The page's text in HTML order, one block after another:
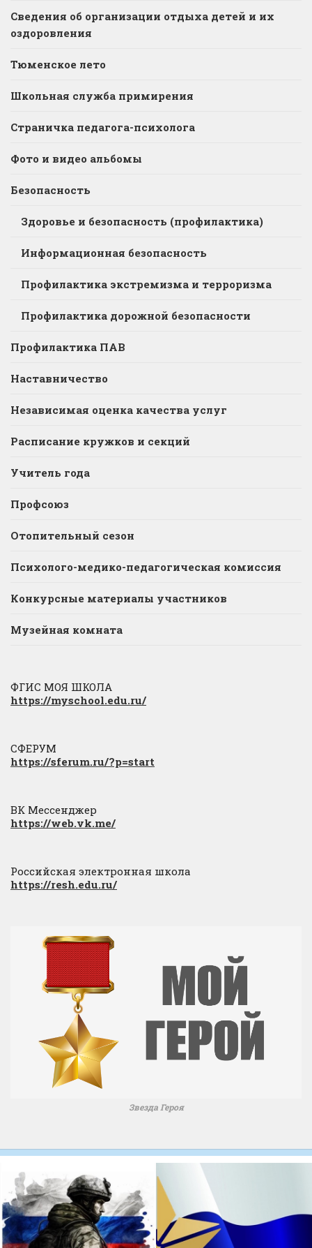
Сведения об организации отдыха детей и их
оздоровления
Тюменское лето
Школьная служба примирения
Страничка педагога-психолога
Фото и видео альбомы
Безопасность
Здоровье и безопасность (профилактика)
Информационная безопасность
Профилактика экстремизма и терроризма
Профилактика дорожной безопасности
Профилактика ПАВ
Наставничество
Независимая оценка качества услуг
Расписание кружков и секций
Учитель года
Профсоюз
Отопительный сезон
Психолого-медико-педагогическая комиссия
Конкурсные материалы участников
Музейная комната
ФГИС МОЯ ШКОЛА
https://myschool.edu.ru/
СФЕРУМ
https://sferum.ru/?p=start
ВК Мессенджер
https://web.vk.me/
Российская электронная школа
https://resh.edu.ru/
Звезда Героя